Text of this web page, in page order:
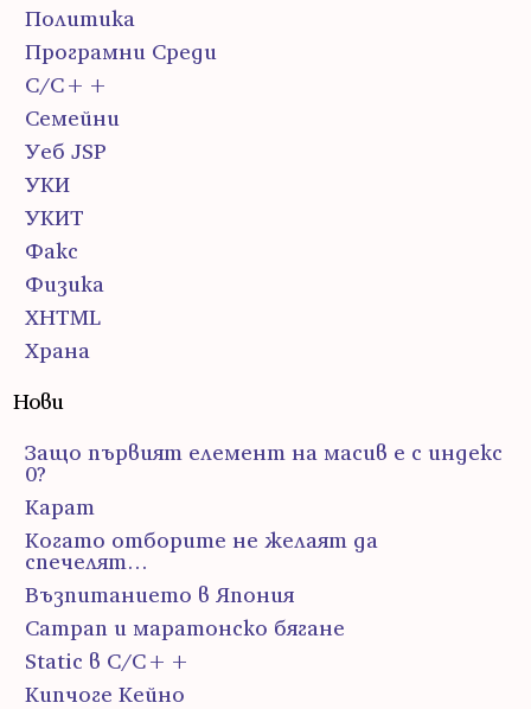
Политика
Програмни Среди
С/С++
Семейни
Уеб JSP
УКИ
УКИТ
Факс
Физика
ХHTML
Храна
Нови
Защо първият елемент на масив е с индекс
0?
Карат
Когато отборите не желаят да
спечелят…
Възпитанието в Япония
Сатрап и маратонско бягане
Static в C/C++
Кипчоге Кейно